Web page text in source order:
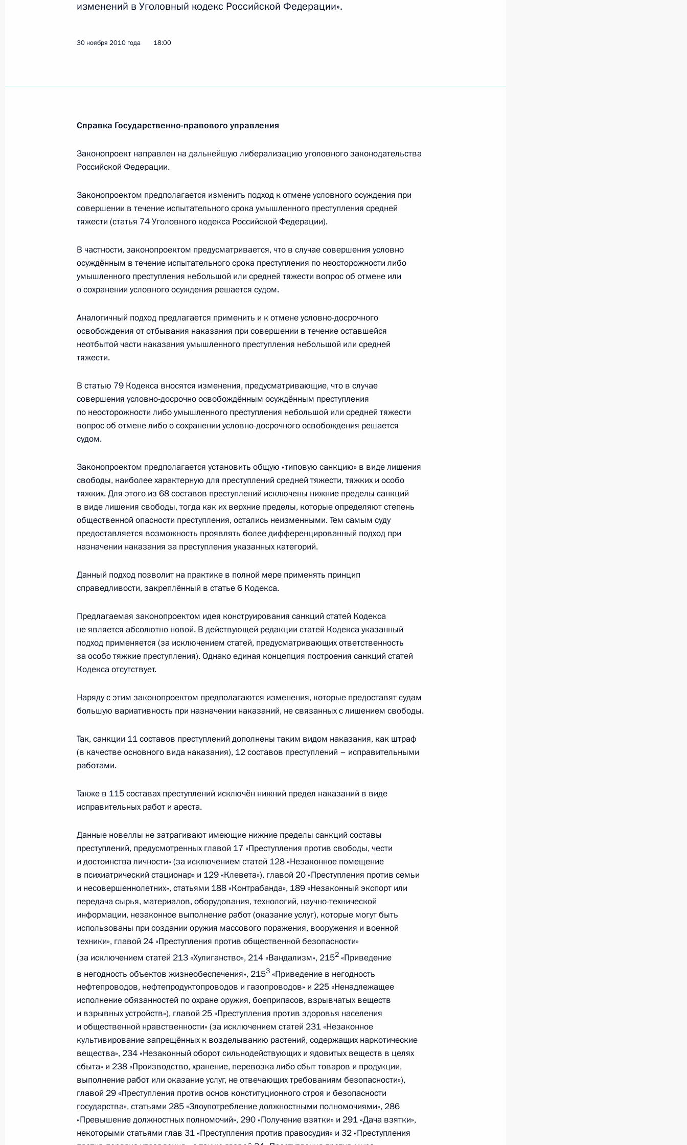
Российской Федерации»
изменений в главы 30 и 31 части второй Налогового кодекса
1 декабря 2010 года, 10:05
Подписан закон, изменяющий ставки налога на добычу
полезных ископаемых и ставки транспортного налога
Подписан закон, устанавливающий ставки акцизов на 2011–
2013 годы
С 1 декабря в интернете открыто обсуждение проекта нового
1 декабря 2010 года, 09:00 Москва
Внесены изменения в Налоговый кодекс
Подписан закон, изменяющий порядок взыскания налогов,
сборов, штрафов за счёт имущества налогоплательщика
1 декабря 2010 года, 08:30
30 ноября 2010 года, вторник
имущества религиозного назначения
30 ноября 2010 года, 19:30
30 ноября 2010 года, 18:00
Подписан закон об обязательном медицинском страховании
Государственной Думы
30 ноября 2010 года, 17:00
Рабочая встреча с Президентом Дагестана Магомедсаламом
Магомедовым
30 ноября 2010 года, 16:30 Москва, Кремль
Встреча с Патриархом Московским и всея Руси Кириллом
30 ноября 2010 года, 15:30
Послание Президента Федеральному Собранию
30 ноября 2010 года, 13:00 Москва, Кремль
12
29 ноября 2010 года, понедельник
Соболезнования в связи со смертью Беллы Ахмадулиной
изменений в Уголовный кодекс Российской Федерации».
30 ноября 2010 года 18:00
Справка Государственно-правового управления
Законопроект направлен на дальнейшую либерализацию уголовного законодательства
Российской Федерации.
Законопроектом предполагается изменить подход к отмене условного осуждения при
совершении в течение испытательного срока умышленного преступления средней
тяжести (статья 74 Уголовного кодекса Российской Федерации).
В частности, законопроектом предусматривается, что в случае совершения условно
осуждённым в течение испытательного срока преступления по неосторожности либо
умышленного преступления небольшой или средней тяжести вопрос об отмене или
о сохранении условного осуждения решается судом.
Аналогичный подход предлагается применить и к отмене условно-досрочного
освобождения от отбывания наказания при совершении в течение оставшейся
неотбытой части наказания умышленного преступления небольшой или средней
тяжести.
В статью 79 Кодекса вносятся изменения, предусматривающие, что в случае
совершения условно-досрочно освобождённым осуждённым преступления
по неосторожности либо умышленного преступления небольшой или средней тяжести
вопрос об отмене либо о сохранении условно-досрочного освобождения решается
судом.
Законопроектом предполагается установить общую «типовую санкцию» в виде лишения
свободы, наиболее характерную для преступлений средней тяжести, тяжких и особо
тяжких. Для этого из 68 составов преступлений исключены нижние пределы санкций
в виде лишения свободы, тогда как их верхние пределы, которые определяют степень
общественной опасности преступления, остались неизменными. Тем самым суду
предоставляется возможность проявлять более дифференцированный подход при
назначении наказания за преступления указанных категорий.
Данный подход позволит на практике в полной мере применять принцип
справедливости, закреплённый в статье 6 Кодекса.
Предлагаемая законопроектом идея конструирования санкций статей Кодекса
не является абсолютно новой. В действующей редакции статей Кодекса указанный
подход применяется (за исключением статей, предусматривающих ответственность
за особо тяжкие преступления). Однако единая концепция построения санкций статей
Кодекса отсутствует.
Наряду с этим законопроектом предполагаются изменения, которые предоставят судам
большую вариативность при назначении наказаний, не связанных с лишением свободы.
Так, санкции 11 составов преступлений дополнены таким видом наказания, как штраф
(в качестве основного вида наказания), 12 составов преступлений – исправительными
работами.
Также в 115 составах преступлений исключён нижний предел наказаний в виде
исправительных работ и ареста.
Данные новеллы не затрагивают имеющие нижние пределы санкций составы
преступлений, предусмотренных главой 17 «Преступления против свободы, чести
и достоинства личности» (за исключением статей 128 «Незаконное помещение
в психиатрический стационар» и 129 «Клевета»), главой 20 «Преступления против семьи
и несовершеннолетних», статьями 188 «Контрабанда», 189 «Незаконный экспорт или
передача сырья, материалов, оборудования, технологий, научно-технической
информации, незаконное выполнение работ (оказание услуг), которые могут быть
использованы при создании оружия массового поражения, вооружения и военной
техники», главой 24 «Преступления против общественной безопасности»
(за исключением статей 213 «Хулиганство», 214 «Вандализм», 2152 «Приведение
в негодность объектов жизнеобеспечения», 2153 «Приведение в негодность
нефтепроводов, нефтепродуктопроводов и газопроводов» и 225 «Ненадлежащее
исполнение обязанностей по охране оружия, боеприпасов, взрывчатых веществ
и взрывных устройств»), главой 25 «Преступления против здоровья населения
и общественной нравственности» (за исключением статей 231 «Незаконное
культивирование запрещённых к возделыванию растений, содержащих наркотические
вещества», 234 «Незаконный оборот сильнодействующих и ядовитых веществ в целях
сбыта» и 238 «Производство, хранение, перевозка либо сбыт товаров и продукции,
выполнение работ или оказание услуг, не отвечающих требованиям безопасности»),
главой 29 «Преступления против основ конституционного строя и безопасности
государства», статьями 285 «Злоупотребление должностными полномочиями», 286
«Превышение должностных полномочий», 290 «Получение взятки» и 291 «Дача взятки»,
некоторыми статьями глав 31 «Преступления против правосудия» и 32 «Преступления